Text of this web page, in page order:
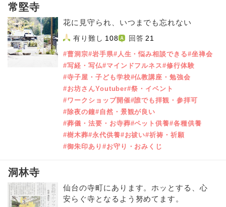
常堅寺
花に見守られ、いつまでも忘れない
有り難し 108 回答 21
#曹洞宗#岩手県#人生・悩み相談できる#坐禅会
#写経・写仏#マインドフルネス#修行体験
#寺子屋・子ども学校#仏教講座・勉強会
#お坊さんYoutuber#祭・イベント
#ワークショップ開催#誰でも拝観・参拝可
#除夜の鐘#自然・景観が良い
#葬儀・法要・お寺葬#ペット供養#各種供養
#樹木葬#永代供養#お祓い#祈祷・祈願
#御朱印あり #お守り・おみくじ
洞林寺
仙台の寺町にあります。ホッとする、心
安らぐ寺となるよう努めてます。